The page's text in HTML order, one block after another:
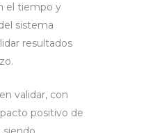
el tiempo y
sistema
resultados
validar, con
positivo de